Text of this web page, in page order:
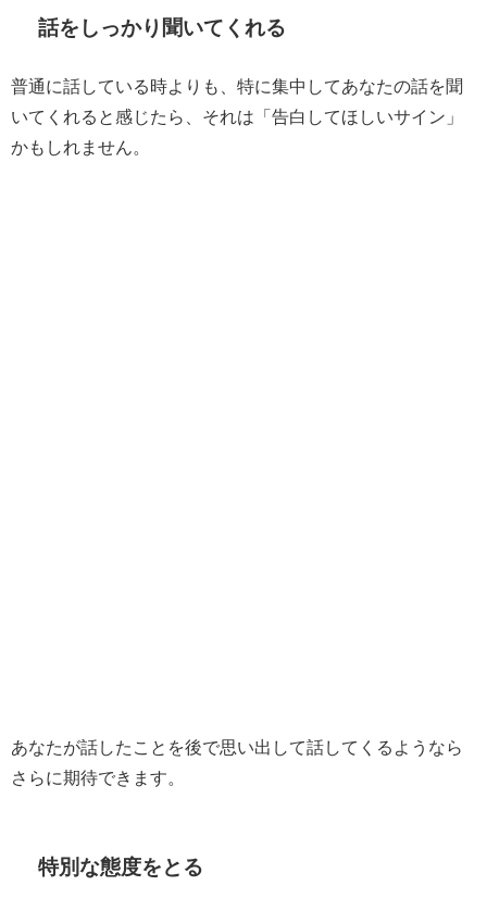
話をしっかり聞いてくれる
普通に話している時よりも、特に集中してあなたの話を聞
いてくれると感じたら、それは「告白してほしいサイン」
かもしれません。
あなたが話したことを後で思い出して話してくるようなら
さらに期待できます。
特別な態度をとる